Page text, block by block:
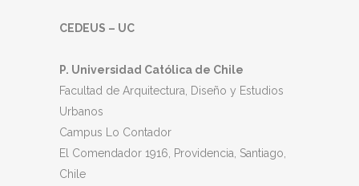
CEDEUS – UC
P. Universidad Católica de Chile
Facultad de Arquitectura, Diseño y Estudios
Urbanos
Campus Lo Contador
El Comendador 1916, Providencia, Santiago,
Chile